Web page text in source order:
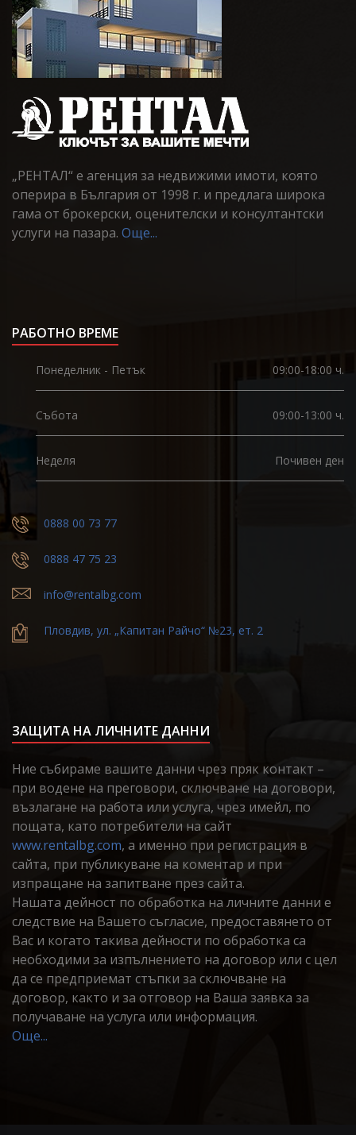
„РЕНТАЛ“ е агенция за недвижими имоти, която
оперира в България от 1998 г. и предлага широка
гама от брокерски, оценителски и консултантски
услуги на пазара. Още...
РАБОТНО ВРЕМЕ
Понеделник - Петък 09:00-18:00 ч.
Събота 09:00-13:00 ч.
Неделя Почивен ден
0888 00 73 77
0888 47 75 23
info@rentalbg.com
Пловдив, ул. „Капитан Райчо“ №23, ет. 2
ЗАЩИТА НА ЛИЧНИТЕ ДАННИ
Ние събираме вашите данни чрез пряк контакт –
при водене на преговори, сключване на договори,
възлагане на работа или услуга, чрез имейл, по
пощата, като потребители на сайт
www.rentalbg.com, а именно при регистрация в
сайта, при публикуване на коментар и при
изпращане на запитване през сайта.
Нашата дейност по обработка на личните данни е
следствие на Вашето съгласие, предоставянето от
Вас и когато такива дейности по обработка са
необходими за изпълнението на договор или с цел
да се предприемат стъпки за сключване на
договор, както и за отговор на Ваша заявка за
получаване на услуга или информация.
Още...